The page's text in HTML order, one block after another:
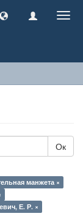
Ок
манжета ×
Е. Р. ×